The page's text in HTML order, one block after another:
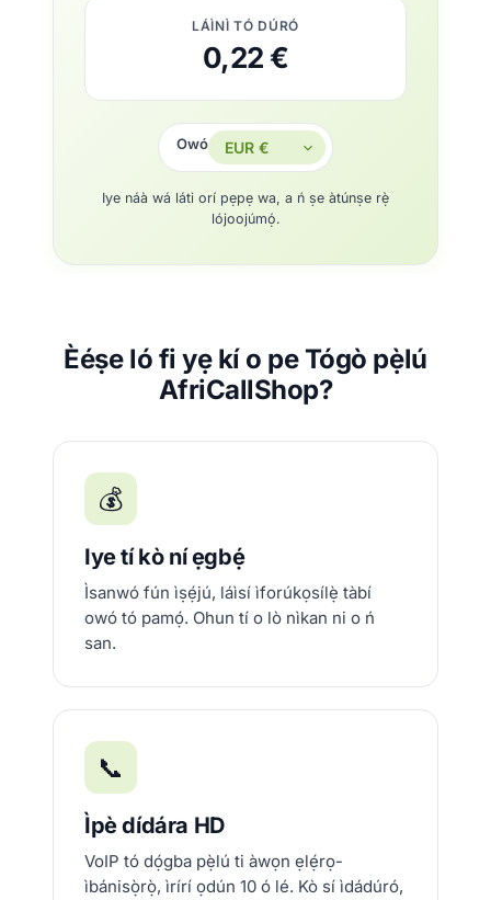
LÁÌNÌ TÓ DÚRÓ
0,22 €
Owó
Iye náà wá láti orí pẹpẹ wa, a ń ṣe àtúnṣe rẹ̀
lójoojúmọ́.
Èéṣe ló fi yẹ kí o pe Tógò pẹ̀lú
AfriCallShop?
💰
Iye tí kò ní ẹgbẹ́
Ìsanwó fún ìṣẹ́jú, láìsí ìforúkọsílẹ̀ tàbí
owó tó pamọ́. Ohun tí o lò nìkan ni o ń
san.
📞
Ìpè dídára HD
VoIP tó dọ́gba pẹ̀lú ti àwọn ẹlẹ́rọ-
ìbánisọ̀rọ̀, ìrírí ọdún 10 ó lé. Kò sí ìdádúró,